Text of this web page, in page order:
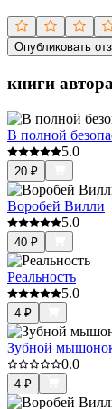
Опубликовать
книги автора
В полной
5.0
20 ₽
Воробей Вилли
5.0
40 ₽
Реальность
5.0
4 ₽
Зубной
0.0
4 ₽